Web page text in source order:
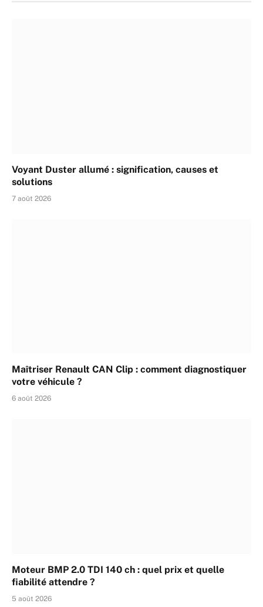
Voyant Duster allumé : signification, causes et
solutions
7 août 2026
Maîtriser Renault CAN Clip : comment diagnostiquer
votre véhicule ?
6 août 2026
Moteur BMP 2.0 TDI 140 ch : quel prix et quelle
fiabilité attendre ?
5 août 2026